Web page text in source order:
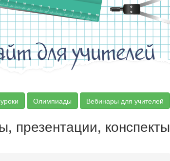
для учителей
Олимпиады Вебинары для учителей
презентации, конспекты